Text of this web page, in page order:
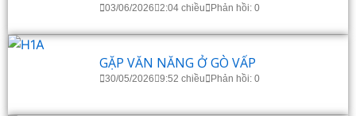
03/06/2026 2:04 chiều Phản hồi: 0
GẶP VĂN NĂNG Ở GÒ VẤP
30/05/2026 9:52 chiều Phản hồi: 0